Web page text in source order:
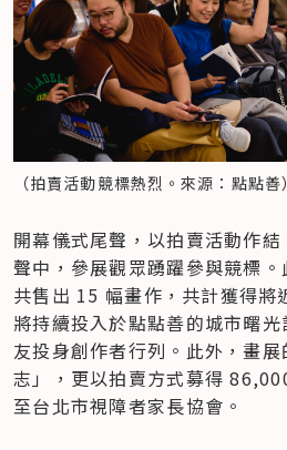
（拍賣活動競標熱烈。來源：點點善）
開幕儀式尾聲，以拍賣活動作
聲中，參展觀眾踴躍參與競標
共售出 15 幅畫作，共計獲得
將持續投入於點點善的城市曙
友投身創作者行列。此外，畫
志」，更以拍賣方式募得
至台北市視障者家長協會。